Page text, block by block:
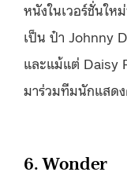
หนังในเวอร์ชั่นใ
เป็น ป๋า Johnny
และแม้แต่ Daisy
มาร่วมทีมนักแสด
6. Wonder